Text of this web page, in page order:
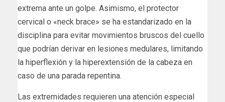
extrema ante un golpe. Asimismo, el protector
cervical o «neck brace» se ha estandarizado en la
disciplina para evitar movimientos bruscos del cuello
que podrían derivar en lesiones medulares, limitando
la hiperflexión y la hiperextensión de la cabeza en
caso de una parada repentina.
Las extremidades requieren una atención especial